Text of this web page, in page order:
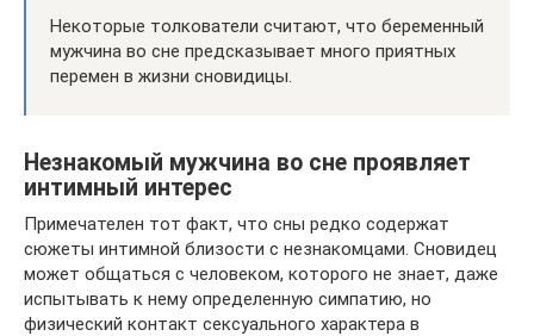
Некоторые толкователи считают, что беременный
мужчина во сне предсказывает много приятных
перемен в жизни сновидицы.
Незнакомый мужчина во сне проявляет
интимный интерес
Примечателен тот факт, что сны редко содержат
сюжеты интимной близости с незнакомцами. Сновидец
может общаться с человеком, которого не знает, даже
испытывать к нему определенную симпатию, но
физический контакт сексуального характера в